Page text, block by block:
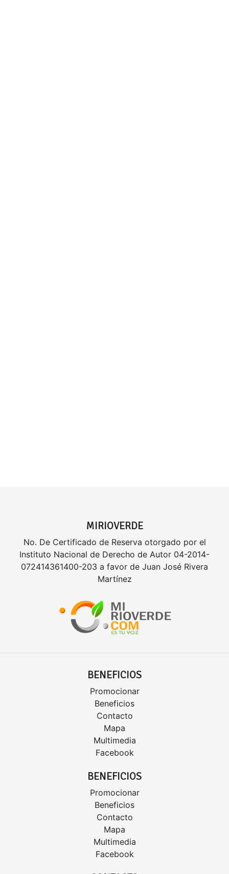
MIRIOVERDE
No. De Certificado de Reserva otorgado por el
Instituto Nacional de Derecho de Autor 04-2014-
072414361400-203 a favor de Juan José Rivera
Martínez
BENEFICIOS
Promocionar
Beneficios
Contacto
Mapa
Multimedia
Facebook
BENEFICIOS
Promocionar
Beneficios
Contacto
Mapa
Multimedia
Facebook